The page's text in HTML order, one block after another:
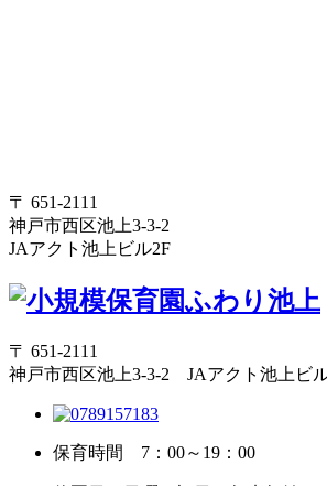
〒 651-2111
神戸市西区池上3-3-2
JAアクト池上ビル2F
〒 651-2111
神戸市西区池上3-3-2 JAアクト池上ビ
保育時間 7：00～19：00